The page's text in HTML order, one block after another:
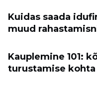
Kuidas saada
muud
Kauplemine 101:
turustamise